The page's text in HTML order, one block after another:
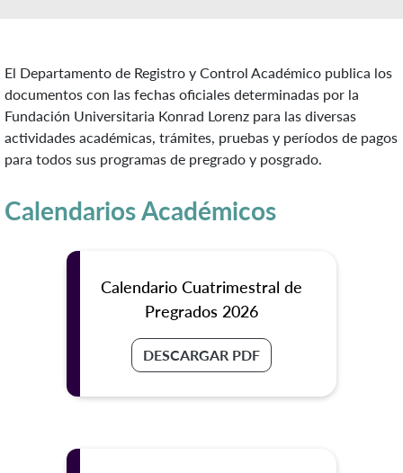
El Departamento de Registro y Control Académico publica los
documentos con las fechas oficiales determinadas por la
Fundación Universitaria Konrad Lorenz para las diversas
actividades académicas, trámites, pruebas y períodos de pagos
para todos sus programas de pregrado y posgrado.
Calendarios Académicos
Calendario Cuatrimestral de
Pregrados 2026
DESCARGAR PDF